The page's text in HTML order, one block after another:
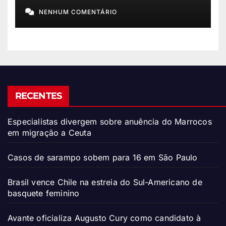
Presidência
NENHUM COMENTÁRIO
RECENTES
Especialistas divergem sobre anuência do Marrocos
em migração a Ceuta
Casos de sarampo sobem para 16 em São Paulo
Brasil vence Chile na estreia do Sul-Americano de
basquete feminino
Avante oficializa Augusto Cury como candidato à